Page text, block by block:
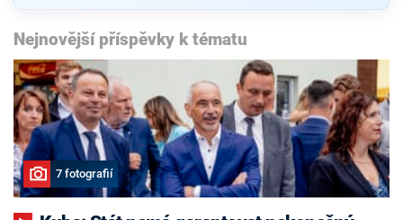
Nejnovější příspěvky k tématu
7 fotografií